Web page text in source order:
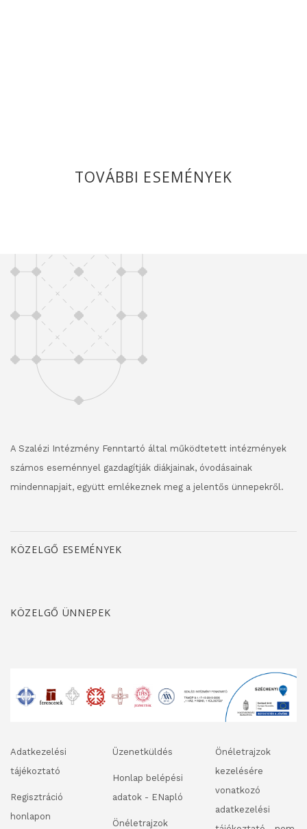
TOVÁBBI ESEMÉNYEK
A Szalézi Intézmény Fenntartó által működtetett intézmények
számos eseménnyel gazdagítják diákjainak, óvodásainak
mindennapjait, együtt emlékeznek meg a jelentős ünnepekről.
KÖZELGŐ ESEMÉNYEK
KÖZELGŐ ÜNNEPEK
Adatkezelési
tájékoztató
Regisztráció
honlapon
Üzenetküldés
Honlap belépési
adatok - ENapló
Önéletrajzok
Önéletrajzok
kezelésére
vonatkozó
adatkezelési